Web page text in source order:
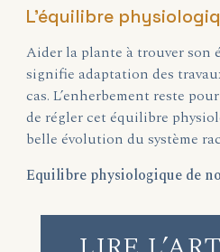
L’équilibre
Aider la plante à trouver son
signifie adaptation des
cas. L’enherbement reste
de régler cet équilibre
belle évolution du système
Equilibre physiologique de